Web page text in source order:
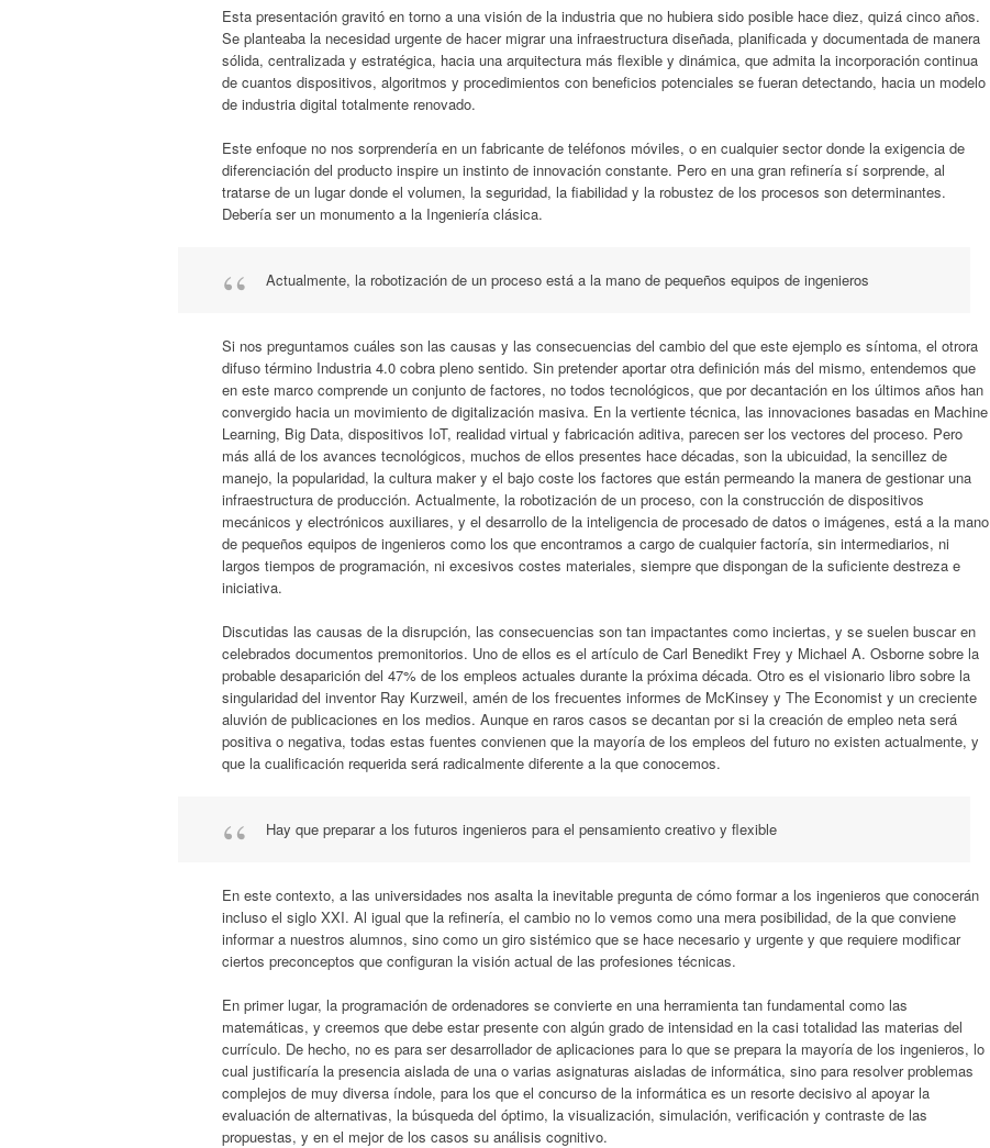
Esta presentación gravitó en torno a una visión de la industria que no hubiera sido posible hace diez, quizá cinco años.
Se planteaba la necesidad urgente de hacer migrar una infraestructura diseñada, planificada y documentada de manera
sólida, centralizada y estratégica, hacia una arquitectura más flexible y dinámica, que admita la incorporación continua
de cuantos dispositivos, algoritmos y procedimientos con beneficios potenciales se fueran detectando, hacia un modelo
de industria digital totalmente renovado.
Este enfoque no nos sorprendería en un fabricante de teléfonos móviles, o en cualquier sector donde la exigencia de
diferenciación del producto inspire un instinto de innovación constante. Pero en una gran refinería sí sorprende, al
tratarse de un lugar donde el volumen, la seguridad, la fiabilidad y la robustez de los procesos son determinantes.
Debería ser un monumento a la Ingeniería clásica.
Actualmente, la robotización de un proceso está a la mano de pequeños equipos de ingenieros
Si nos preguntamos cuáles son las causas y las consecuencias del cambio del que este ejemplo es síntoma, el otrora
difuso término Industria 4.0 cobra pleno sentido. Sin pretender aportar otra definición más del mismo, entendemos que
en este marco comprende un conjunto de factores, no todos tecnológicos, que por decantación en los últimos años han
convergido hacia un movimiento de digitalización masiva. En la vertiente técnica, las innovaciones basadas en Machine
Learning, Big Data, dispositivos IoT, realidad virtual y fabricación aditiva, parecen ser los vectores del proceso. Pero
más allá de los avances tecnológicos, muchos de ellos presentes hace décadas, son la ubicuidad, la sencillez de
manejo, la popularidad, la cultura maker y el bajo coste los factores que están permeando la manera de gestionar una
infraestructura de producción. Actualmente, la robotización de un proceso, con la construcción de dispositivos
mecánicos y electrónicos auxiliares, y el desarrollo de la inteligencia de procesado de datos o imágenes, está a la mano
de pequeños equipos de ingenieros como los que encontramos a cargo de cualquier factoría, sin intermediarios, ni
largos tiempos de programación, ni excesivos costes materiales, siempre que dispongan de la suficiente destreza e
iniciativa.
Discutidas las causas de la disrupción, las consecuencias son tan impactantes como inciertas, y se suelen buscar en
celebrados documentos premonitorios. Uno de ellos es el artículo de Carl Benedikt Frey y Michael A. Osborne sobre la
probable desaparición del 47% de los empleos actuales durante la próxima década. Otro es el visionario libro sobre la
singularidad del inventor Ray Kurzweil, amén de los frecuentes informes de McKinsey y The Economist y un creciente
aluvión de publicaciones en los medios. Aunque en raros casos se decantan por si la creación de empleo neta será
positiva o negativa, todas estas fuentes convienen que la mayoría de los empleos del futuro no existen actualmente, y
que la cualificación requerida será radicalmente diferente a la que conocemos.
Hay que preparar a los futuros ingenieros para el pensamiento creativo y flexible
En este contexto, a las universidades nos asalta la inevitable pregunta de cómo formar a los ingenieros que conocerán
incluso el siglo XXI. Al igual que la refinería, el cambio no lo vemos como una mera posibilidad, de la que conviene
informar a nuestros alumnos, sino como un giro sistémico que se hace necesario y urgente y que requiere modificar
ciertos preconceptos que configuran la visión actual de las profesiones técnicas.
En primer lugar, la programación de ordenadores se convierte en una herramienta tan fundamental como las
matemáticas, y creemos que debe estar presente con algún grado de intensidad en la casi totalidad las materias del
currículo. De hecho, no es para ser desarrollador de aplicaciones para lo que se prepara la mayoría de los ingenieros, lo
cual justificaría la presencia aislada de una o varias asignaturas aisladas de informática, sino para resolver problemas
complejos de muy diversa índole, para los que el concurso de la informática es un resorte decisivo al apoyar la
evaluación de alternativas, la búsqueda del óptimo, la visualización, simulación, verificación y contraste de las
propuestas, y en el mejor de los casos su análisis cognitivo.